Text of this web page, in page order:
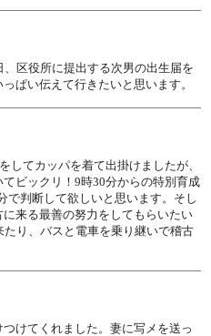
区役所に提出する次男の出生届を
ぱい伝えて行きたいと思います。
てカッパを着て出掛けましたが、
ビックリ！9時30分からの特別育成
で判断して欲しいと思います。そし
来る最善の努力をしてもらいたい
り、バスと電車を乗り継いで稽古
けてくれました。妻に写メを送っ